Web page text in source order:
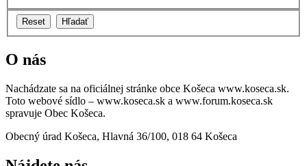
O nás
Nachádzate sa na oficiálnej stránke obce Košeca www.koseca.sk.
Toto webové sídlo – www.koseca.sk a www.forum.koseca.sk
spravuje Obec Košeca.
Obecný úrad Košeca, Hlavná 36/100, 018 64 Košeca